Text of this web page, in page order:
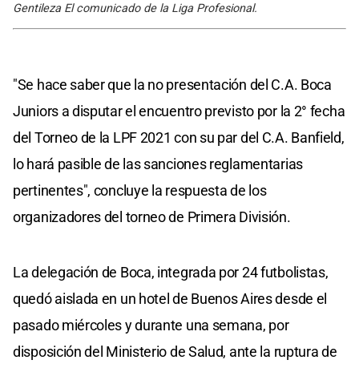
Gentileza El comunicado de la Liga Profesional.
"Se hace saber que la no presentación del C.A. Boca
Juniors a disputar el encuentro previsto por la 2° fecha
del Torneo de la LPF 2021 con su par del C.A. Banfield,
lo hará pasible de las sanciones reglamentarias
pertinentes", concluye la respuesta de los
organizadores del torneo de Primera División.
La delegación de Boca, integrada por 24 futbolistas,
quedó aislada en un hotel de Buenos Aires desde el
pasado miércoles y durante una semana, por
disposición del Ministerio de Salud, ante la ruptura de